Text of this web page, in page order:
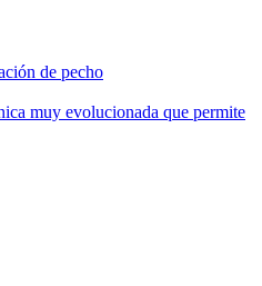
de pecho
muy evolucionada que permite